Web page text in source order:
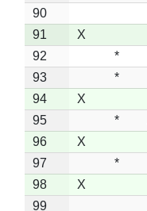
90
91
X
92
*
93
*
94
X
95
*
96
X
97
*
98
X
99